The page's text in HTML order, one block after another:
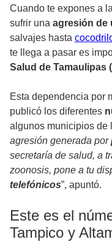
Cuando te expones a la
sufrir una agresión de
salvajes hasta
te llega a pasar es
Salud de Tamaulipas
Esta dependencia por
publicó los diferentes
algunos municipios de
agresión generada por
secretaría de salud, a
zoonosis, pone a tu
telefónicos”, apuntó.
Este es el
Tampico y